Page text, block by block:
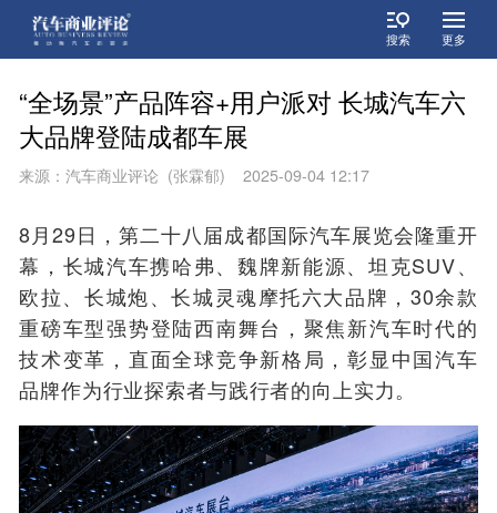
搜索 更多
“全场景”产品阵容+用户派对 长城汽车六
大品牌登陆成都车展
来源：汽车商业评论 (张霖郁) 2025-09-04 12:17
8月29日，第二十八届成都国际汽车展览会隆重开
幕，长城汽车携哈弗、魏牌新能源、坦克SUV、
欧拉、长城炮、长城灵魂摩托六大品牌，30余款
重磅车型强势登陆西南舞台，聚焦新汽车时代的
技术变革，直面全球竞争新格局，彰显中国汽车
品牌作为行业探索者与践行者的向上实力。